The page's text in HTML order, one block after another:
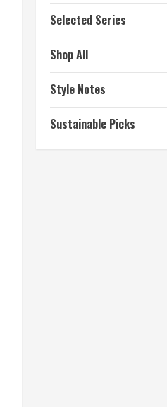
Selected Series
Shop All
Style Notes
Sustainable Picks